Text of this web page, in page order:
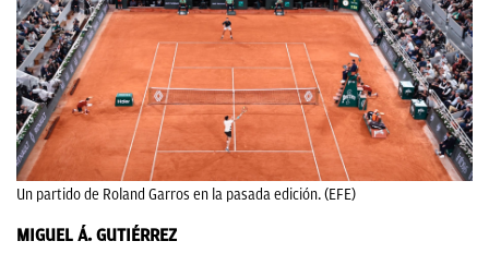
Un partido de Roland Garros en la pasada edición. (EFE)
MIGUEL Á. GUTIÉRREZ